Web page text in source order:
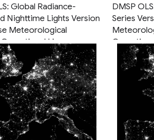
Global Radiance-
Nighttime Lights Version
Meteorological
Linescan
DMSP
Series